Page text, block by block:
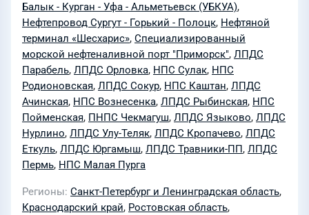
Балык - Курган - Уфа - Альметьевск (УБКУА),
Нефтепровод Сургут - Горький - Полоцк, Нефтяной
терминал «Шесхарис», Специализированный
морской нефтеналивной порт "Приморск", ЛПДС
Парабель, ЛПДС Орловка, НПС Сулак, НПС
Родионовская, ЛПДС Сокур, НПС Каштан, ЛПДС
Ачинская, НПС Вознесенка, ЛПДС Рыбинская, НПС
Пойменская, ПНПС Чекмагуш, ЛПДС Языково, ЛПДС
Нурлино, ЛПДС Улу-Теляк, ЛПДС Кропачево, ЛПДС
Еткуль, ЛПДС Юргамыш, ЛПДС Травники-ПП, ЛПДС
Пермь, НПС Малая Пурга
Регионы Санкт-Петербург и Ленинградская область,
Краснодарский край, Ростовская область,